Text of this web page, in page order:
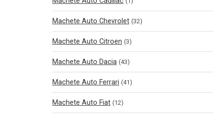
Machete Auto Chevrolet (32)
Machete Auto Citroen (3)
Machete Auto Dacia (43)
Machete Auto Ferrari (41)
Machete Auto Fiat (12)